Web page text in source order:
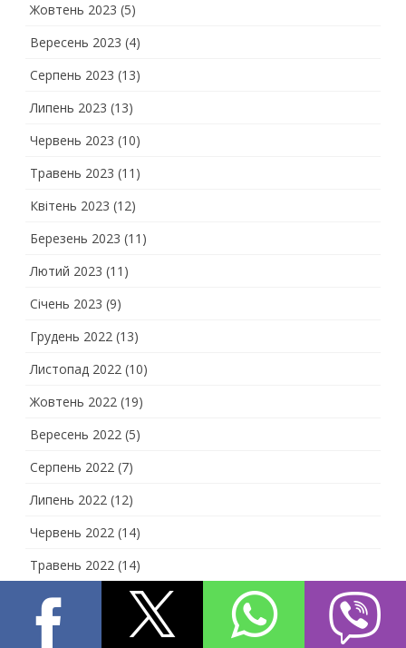
Жовтень 2023 (5)
Вересень 2023 (4)
Серпень 2023 (13)
Липень 2023 (13)
Червень 2023 (10)
Травень 2023 (11)
Квітень 2023 (12)
Березень 2023 (11)
Лютий 2023 (11)
Січень 2023 (9)
Грудень 2022 (13)
Листопад 2022 (10)
Жовтень 2022 (19)
Вересень 2022 (5)
Серпень 2022 (7)
Липень 2022 (12)
Червень 2022 (14)
Травень 2022 (14)
Квітень 2022
Березень 2022
(17)